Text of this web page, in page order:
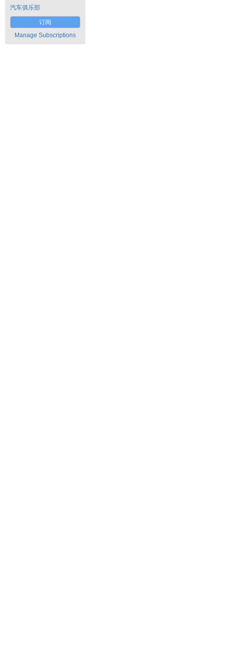
汽车俱乐部
订阅
Manage Subscriptions